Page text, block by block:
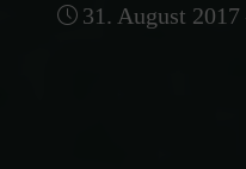
31. August